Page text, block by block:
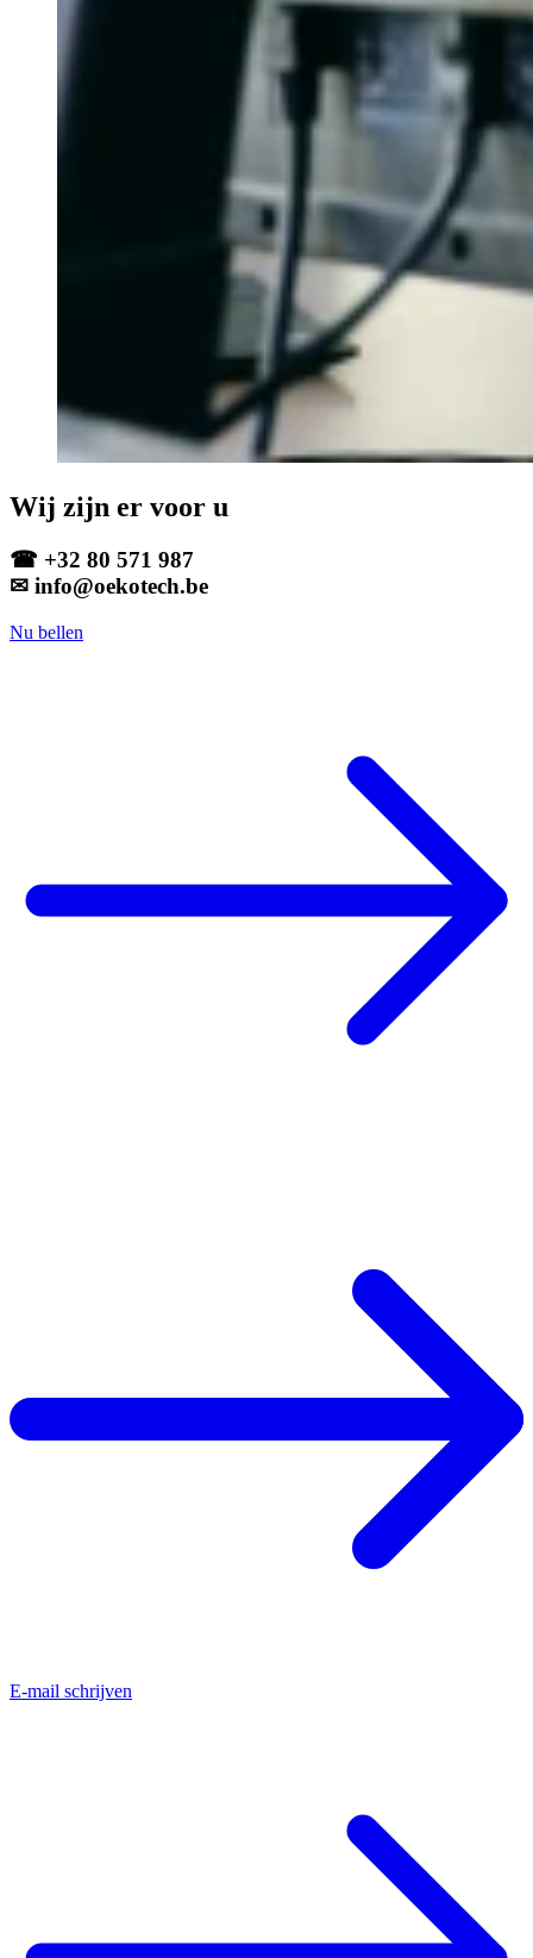
Wij zijn er voor u
☎ +32 80 571 987
✉ info@oekotech.be
Nu bellen
E-mail schrijven